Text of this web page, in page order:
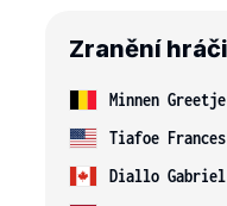
Zranění hráči
Minnen Greetje
Tiafoe Frances
Diallo Gabriel